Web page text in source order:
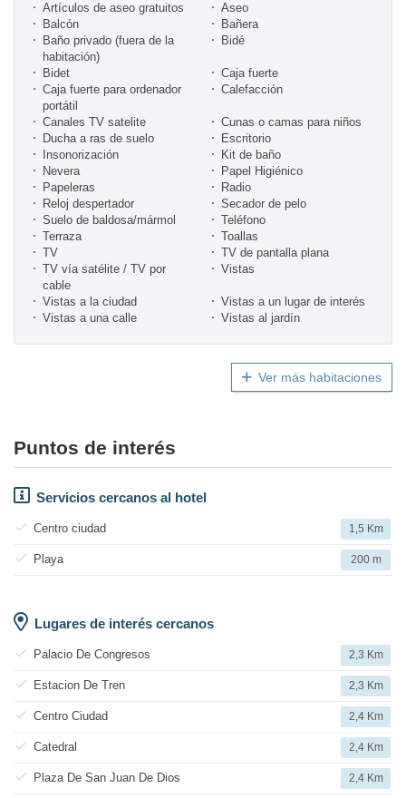
Artículos de aseo gratuitos
Aseo
Balcón
Bañera
Baño privado (fuera de la
habitación)
Bidé
Bidet
Caja fuerte
Caja fuerte para ordenador
portátil
Calefacción
Canales TV satelite
Cunas o camas para niños
Ducha a ras de suelo
Escritorio
Insonorización
Kit de baño
Nevera
Papel Higiénico
Papeleras
Radio
Reloj despertador
Secador de pelo
Suelo de baldosa/mármol
Teléfono
Terraza
Toallas
TV
TV de pantalla plana
TV vía satélite / TV por
cable
Vistas
Vistas a la ciudad
Vistas a un lugar de interés
Vistas a una calle
Vistas al jardín
Ver más habitaciones
Puntos de interés
Servicios cercanos al hotel
Centro ciudad 1,5 Km
Playa 200 m
Lugares de interés cercanos
Palacio De Congresos 2,3 Km
Estacion De Tren 2,3 Km
Centro Ciudad 2,4 Km
Catedral 2,4 Km
Plaza De San Juan De Dios 2,4 Km